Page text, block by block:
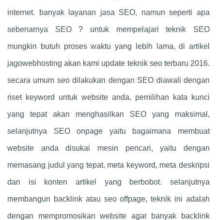
internet. banyak layanan jasa SEO, namun seperti apa
sebenarnya SEO ? untuk mempelajari teknik SEO
mungkin butuh proses waktu yang lebih lama, di artikel
jagowebhosting akan kami update teknik seo terbaru 2016.
secara umum seo dilakukan dengan SEO diawali dengan
riset keyword untuk website anda, pemilihan kata kunci
yang tepat akan menghasilkan SEO yang maksimal,
selanjutnya SEO onpage yaitu bagaimana membuat
website anda disukai mesin pencari, yaitu dengan
memasang judul yang tepat, meta keyword, meta deskripsi
dan isi konten artikel yang berbobot. selanjutnya
membangun backlink atau seo offpage, teknik ini adalah
dengan mempromosikan website agar banyak backlink